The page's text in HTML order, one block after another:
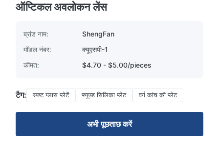
ऑप्टिकल अवलोकन लेंस
ब्रांड नाम:
ShengFan
मॉडल नंबर:
क्यूएसपी-1
कीमत:
$4.70 - $5.00/pieces
टैग: स्पष्ट ग्लास प्लेटें फ्यूज्ड सिलिका प्लेट वर्ग कांच की प्लेट
अभी पूछताछ करें